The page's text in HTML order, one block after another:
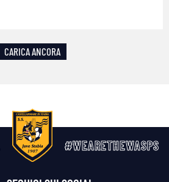
CARICA ANCORA
#WEARETHEWASPS